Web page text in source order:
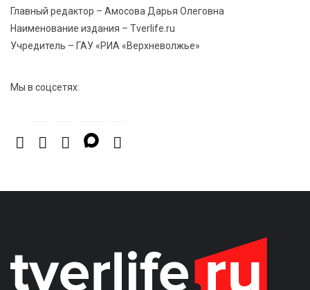
появится новая беговая трасса для
профессиональных спортсменов
заслуги тренеров и атлетов
Главный редактор – Амосова Дарья Олеговна
Наименование издания – Tverlife.ru
Учредитель – ГАУ «РИА «Верхневолжье»
Мы в соцсетях: